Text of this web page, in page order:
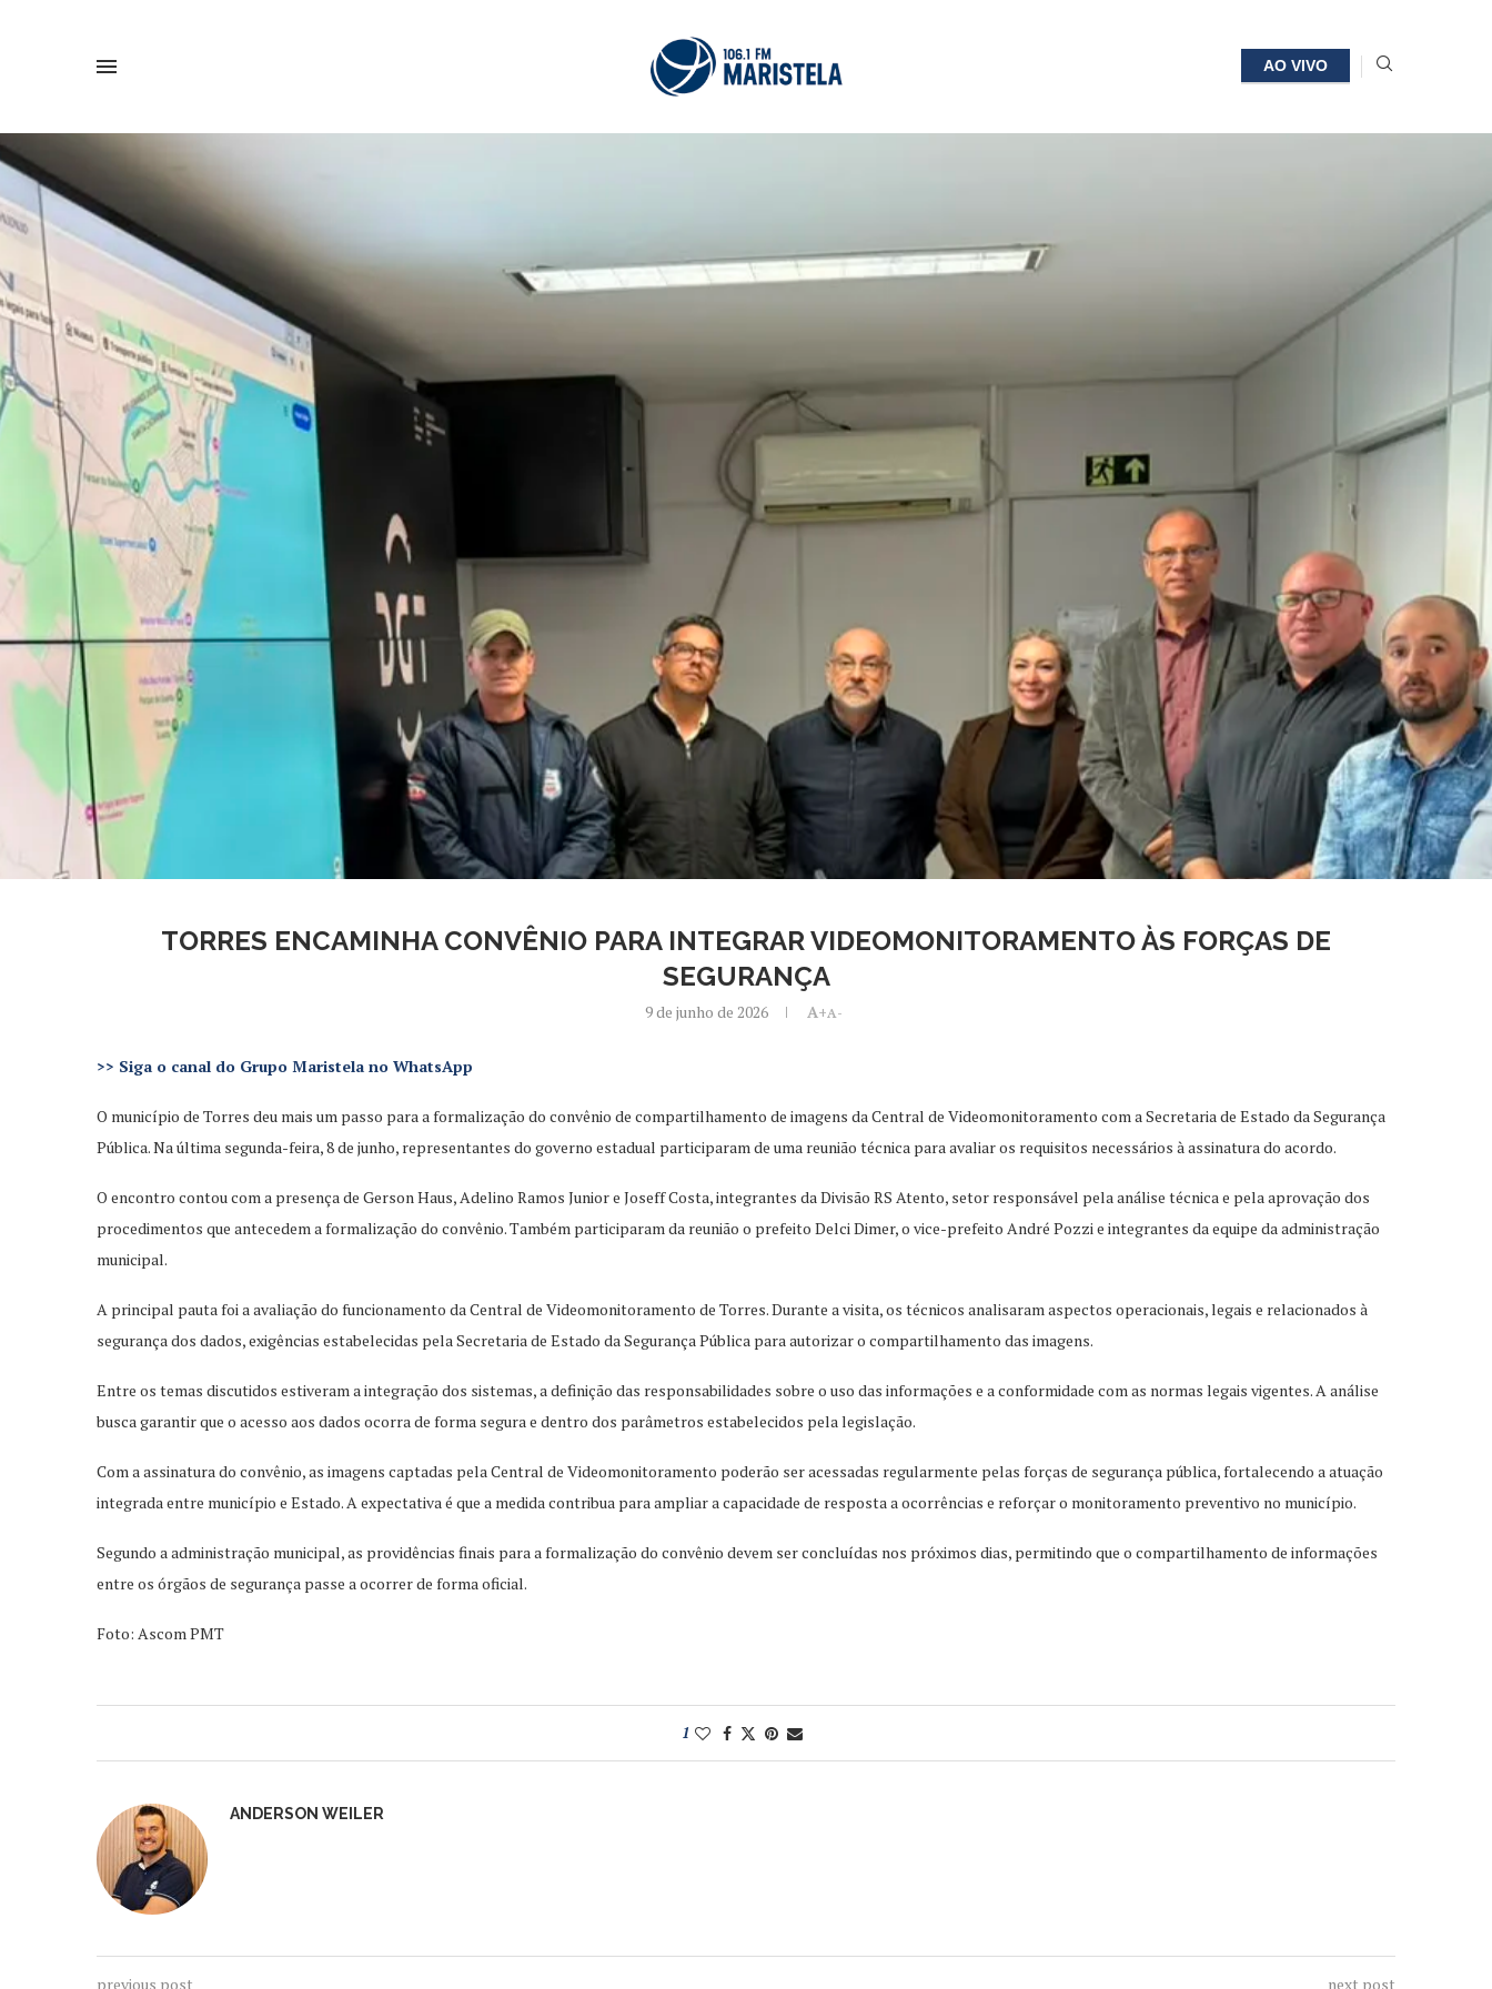
AO VIVO
TORRES ENCAMINHA CONVÊNIO PARA INTEGRAR VIDEOMONITORAMENTO ÀS FORÇAS DE
SEGURANÇA
9 de junho de 2026 A+A-
>> Siga o canal do Grupo Maristela no WhatsApp
O município de Torres deu mais um passo para a formalização do convênio de compartilhamento de imagens da Central de Videomonitoramento com a Secretaria de Estado da Segurança
Pública. Na última segunda-feira, 8 de junho, representantes do governo estadual participaram de uma reunião técnica para avaliar os requisitos necessários à assinatura do acordo.
O encontro contou com a presença de Gerson Haus, Adelino Ramos Junior e Joseff Costa, integrantes da Divisão RS Atento, setor responsável pela análise técnica e pela aprovação dos
procedimentos que antecedem a formalização do convênio. Também participaram da reunião o prefeito Delci Dimer, o vice-prefeito André Pozzi e integrantes da equipe da administração
municipal.
A principal pauta foi a avaliação do funcionamento da Central de Videomonitoramento de Torres. Durante a visita, os técnicos analisaram aspectos operacionais, legais e relacionados à
segurança dos dados, exigências estabelecidas pela Secretaria de Estado da Segurança Pública para autorizar o compartilhamento das imagens.
Entre os temas discutidos estiveram a integração dos sistemas, a definição das responsabilidades sobre o uso das informações e a conformidade com as normas legais vigentes. A análise
busca garantir que o acesso aos dados ocorra de forma segura e dentro dos parâmetros estabelecidos pela legislação.
Com a assinatura do convênio, as imagens captadas pela Central de Videomonitoramento poderão ser acessadas regularmente pelas forças de segurança pública, fortalecendo a atuação
integrada entre município e Estado. A expectativa é que a medida contribua para ampliar a capacidade de resposta a ocorrências e reforçar o monitoramento preventivo no município.
Segundo a administração municipal, as providências finais para a formalização do convênio devem ser concluídas nos próximos dias, permitindo que o compartilhamento de informações
entre os órgãos de segurança passe a ocorrer de forma oficial.
Foto: Ascom PMT
1
ANDERSON WEILER
previous post next post